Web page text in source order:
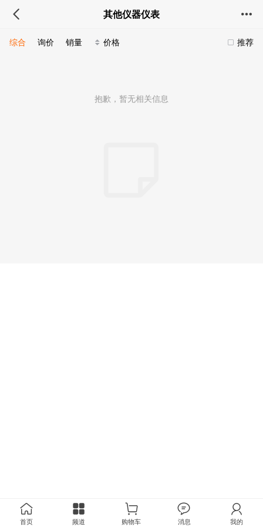
其他仪器仪表
推荐
综合 询价 销量 价格
抱歉，暂无相关信息
首页 频道 购物车 消息 我的